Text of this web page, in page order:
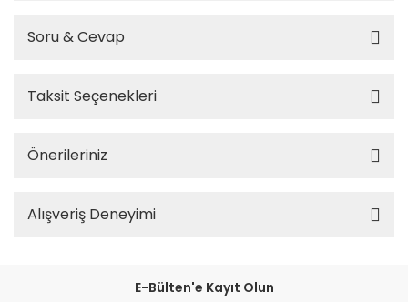
Soru & Cevap
Taksit Seçenekleri
Önerileriniz
Alışveriş Deneyimi
E-Bülten'e Kayıt Olun